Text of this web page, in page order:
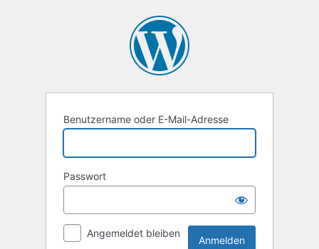
Benutzername oder E-Mail-Adresse
Passwort
Angemeldet bleiben